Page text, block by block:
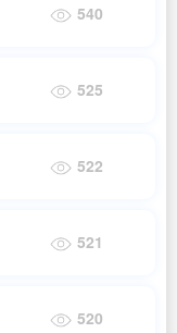
540
525
522
521
520